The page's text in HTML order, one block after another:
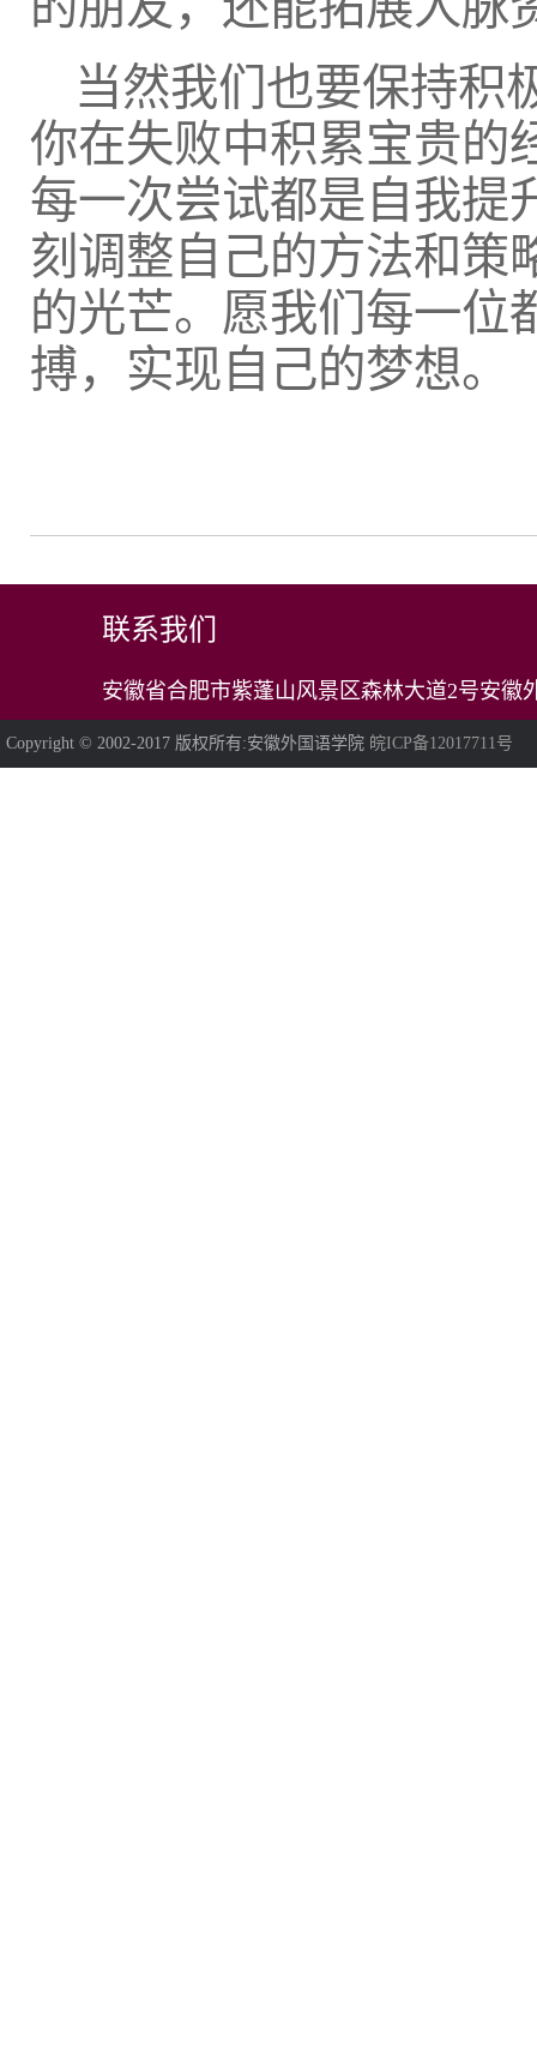
当然我们也要保持积
你在失败中积累宝贵的
每一次尝试都是自我提
刻调整自己的方法和策
的光芒。愿我们每一位
搏，实现自己的梦想。
联系我们
安徽省合肥市紫蓬山风景区森林大道2号安徽
Copyright © 2002-2017 版权所有:安徽外国语学院 皖ICP备12017711号